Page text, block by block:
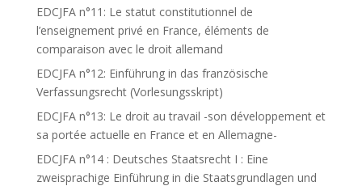
EDCJFA n°11: Le statut constitutionnel de
l’enseignement privé en France, éléments de
comparaison avec le droit allemand
EDCJFA n°12: Einführung in das französische
Verfassungsrecht (Vorlesungsskript)
EDCJFA n°13: Le droit au travail -son développement et
sa portée actuelle en France et en Allemagne-
EDCJFA n°14 : Deutsches Staatsrecht I : Eine
zweisprachige Einführung in die Staatsgrundlagen und